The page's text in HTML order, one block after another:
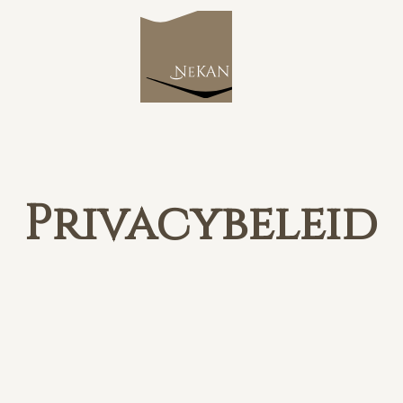
Privacybeleid